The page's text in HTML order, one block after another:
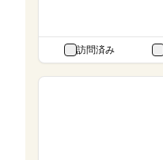
訪問済み